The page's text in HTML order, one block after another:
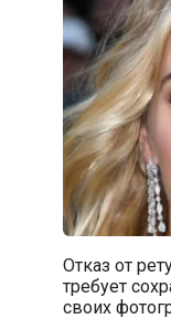
Отказ от
требует
своих